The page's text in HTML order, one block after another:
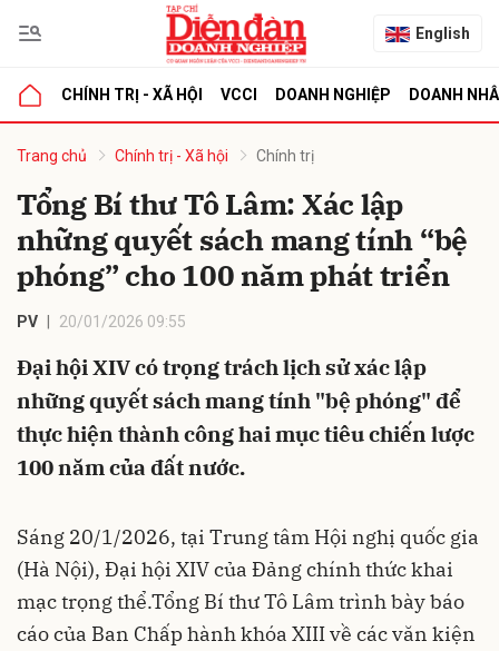
English
CHÍNH TRỊ - XÃ HỘI VCCI DOANH NGHIỆP DOANH
Trang chủ Chính trị - Xã hội Chính trị
Tổng Bí thư Tô Lâm: Xác lập
những quyết sách mang tính “bệ
phóng” cho 100 năm phát triển
PV 20/01/2026 09:55
Đại hội XIV có trọng trách lịch sử xác lập
những quyết sách mang tính "bệ phóng" để
thực hiện thành công hai mục tiêu chiến lược
100 năm của đất nước.
Sáng 20/1/2026, tại Trung tâm Hội nghị quốc gia
(Hà Nội), Đại hội XIV của Đảng chính thức khai
mạc trọng thể.Tổng Bí thư Tô Lâm trình bày báo
cáo của Ban Chấp hành khóa XIII về các văn kiện
luận
Hủy